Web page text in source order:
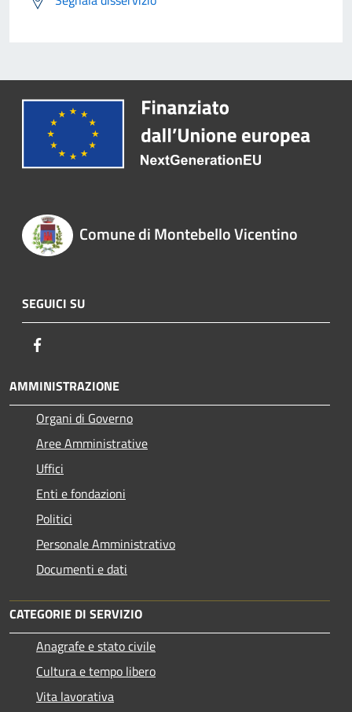
Comune di Montebello Vicentino
SEGUICI SU
AMMINISTRAZIONE
Organi di Governo
Aree Amministrative
Uffici
Enti e fondazioni
Politici
Personale Amministrativo
Documenti e dati
CATEGORIE DI SERVIZIO
Anagrafe e stato civile
Cultura e tempo libero
Vita lavorativa